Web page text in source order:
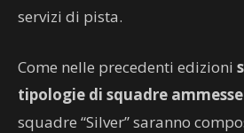
servizi di pista.
Come nelle precedenti edizioni
tipologie di squadre
squadre “Silver” saranno